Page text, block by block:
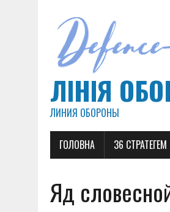
ЛІНІЯ
ЛИНИЯ ОБОРОНЫ
ГОЛОВНА 36 СТРАТЕГЕМ
Яд